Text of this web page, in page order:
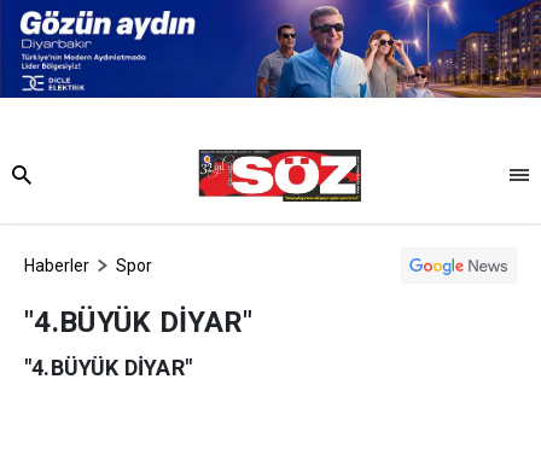
Haberler Spor
"4.BÜYÜK DİYAR"
"4.BÜYÜK DİYAR"